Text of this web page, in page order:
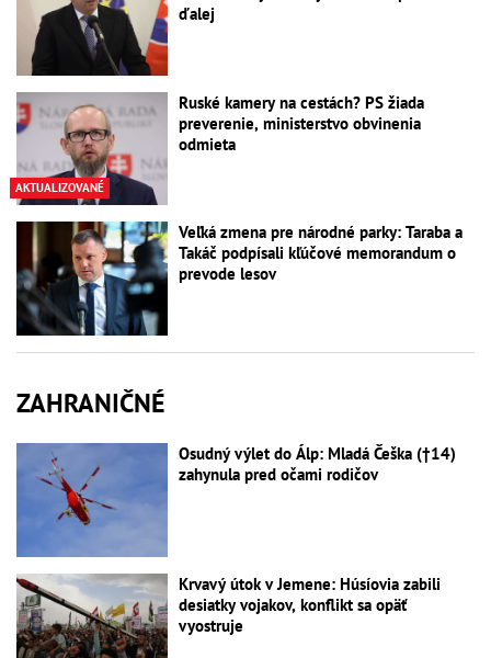
ďalej
AKTUALIZOVANÉ
Ruské kamery na cestách? PS žiada
preverenie, ministerstvo obvinenia
odmieta
Veľká zmena pre národné parky: Taraba a
Takáč podpísali kľúčové memorandum o
prevode lesov
ZAHRANIČNÉ
Osudný výlet do Álp: Mladá Češka (†14)
zahynula pred očami rodičov
Krvavý útok v Jemene: Húsíovia zabili
desiatky vojakov, konflikt sa opäť
vyostruje